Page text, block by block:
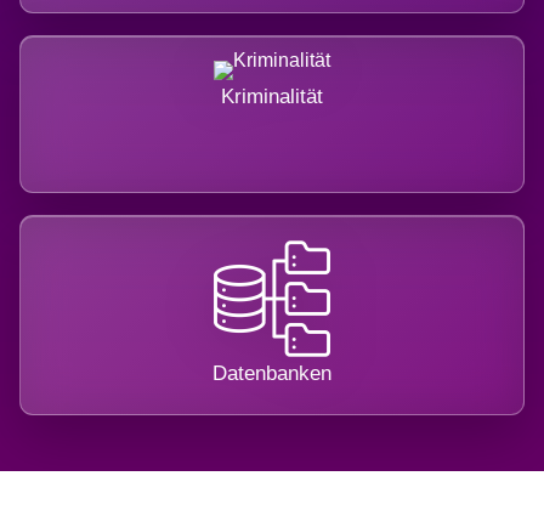
Kriminalität
Datenbanken